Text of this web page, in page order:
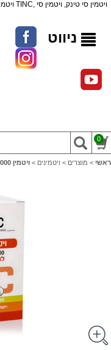
ניווט
0
ראשי > מוצרים > ויטמינים > ויטמין C-1000 לא חומצי 90 כמוסות